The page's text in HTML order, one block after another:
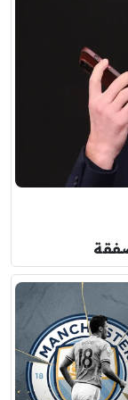
نوتنغهام فورست
برشلونة